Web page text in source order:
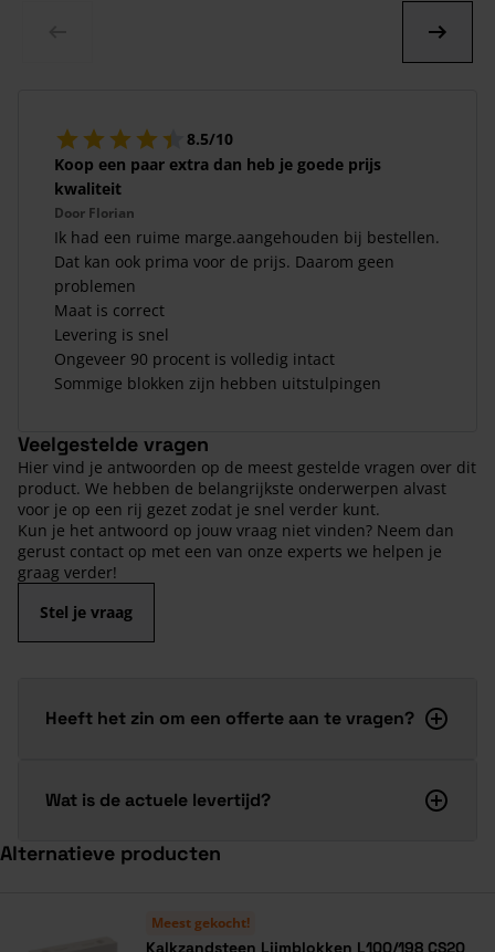
8.5/10
Koop een paar extra dan heb je goede prijs
kwaliteit
Door Florian
Ik had een ruime marge.aangehouden bij bestellen.
Dat kan ook prima voor de prijs. Daarom geen
problemen
Maat is correct
Levering is snel
Ongeveer 90 procent is volledig intact
Sommige blokken zijn hebben uitstulpingen
Veelgestelde vragen
Hier vind je antwoorden op de meest gestelde vragen over dit
product. We hebben de belangrijkste onderwerpen alvast
voor je op een rij gezet zodat je snel verder kunt.
Kun je het antwoord op jouw vraag niet vinden? Neem dan
gerust contact op met een van onze experts we helpen je
graag verder!
Stel je vraag
Heeft het zin om een offerte aan te vragen?
Wat is de actuele levertijd?
Alternatieve producten
Meest gekocht!
Kalkzandsteen Lijmblokken L100/198 CS20